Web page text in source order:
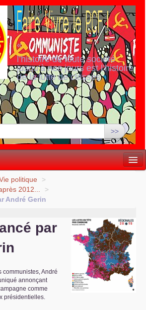
«
l’histoire de toute société
jusqu’à nos jours est l’histoire
de la lutte de classes
>>
politique
>
2012...
>
André Gerin
par
communistes, André
annonçant
comme
présidentielles.